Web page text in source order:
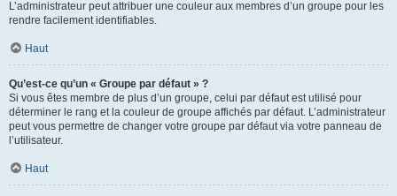
L’administrateur peut attribuer une couleur aux membres d’un groupe pour les
rendre facilement identifiables.
Haut
Qu’est-ce qu’un « Groupe par défaut » ?
Si vous êtes membre de plus d’un groupe, celui par défaut est utilisé pour
déterminer le rang et la couleur de groupe affichés par défaut. L’administrateur
peut vous permettre de changer votre groupe par défaut via votre panneau de
l’utilisateur.
Haut